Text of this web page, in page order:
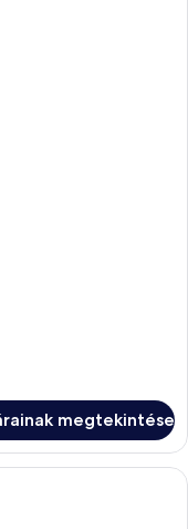
megtekintése